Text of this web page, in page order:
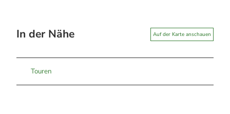
In der Nähe Auf der Karte anschauen
Touren